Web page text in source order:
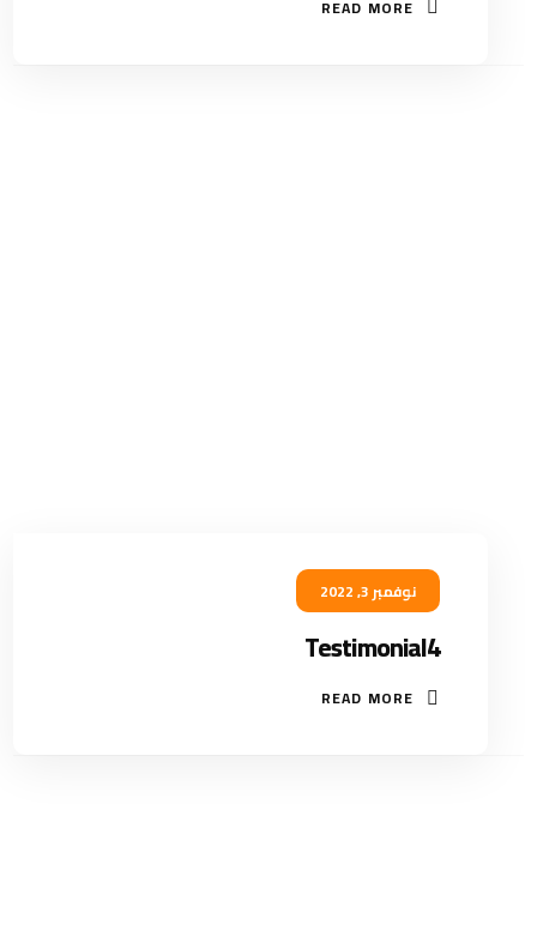
READ MORE
نوفمبر 3, 2022
Testimonial4
READ MORE